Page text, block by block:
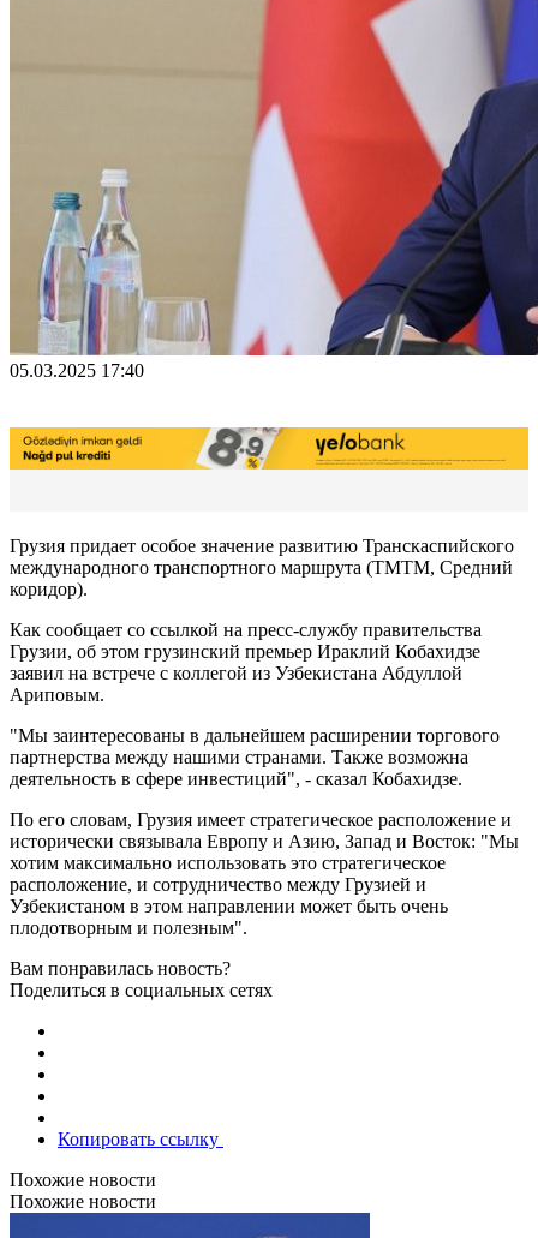
05.03.2025 17:40
Грузия придает особое значение развитию Транскаспийского
международного транспортного маршрута (ТМТМ, Средний
коридор).
Как сообщает со ссылкой на пресс-службу правительства
Грузии, об этом грузинский премьер Ираклий Кобахидзе
заявил на встрече с коллегой из Узбекистана Абдуллой
Ариповым.
"Мы заинтересованы в дальнейшем расширении торгового
партнерства между нашими странами. Также возможна
деятельность в сфере инвестиций", - сказал Кобахидзе.
По его словам, Грузия имеет стратегическое расположение и
исторически связывала Европу и Азию, Запад и Восток: "Мы
хотим максимально использовать это стратегическое
расположение, и сотрудничество между Грузией и
Узбекистаном в этом направлении может быть очень
плодотворным и полезным".
Вам понравилась новость?
Поделиться в социальных сетях
Копировать ссылку
Похожие новости
Похожие новости